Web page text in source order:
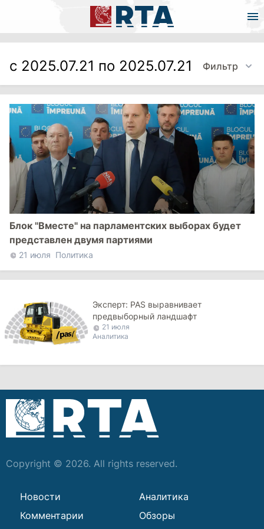
с 2025.07.21 по 2025.07.21 Фильтр
Блок "Вместе" на парламентских выборах будет
представлен двумя партиями
21 июля Политика
Эксперт: PAS выравнивает
предвыборный ландшафт
21 июля
Аналитика
Copyright © 2026. All rights reserved.
Новости
Аналитика
Комментарии
Обзоры